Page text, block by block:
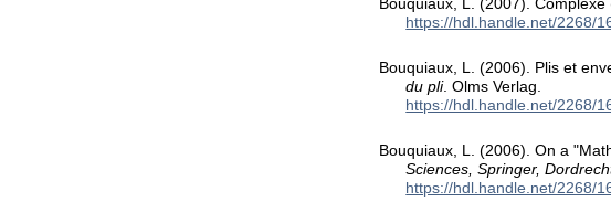
Bouquiaux, L. (2007).
https://hdl.handle.net/2268/
Bouquiaux, L. (2006). Plis et
du pli. Olms Verlag.
https://hdl.handle.net/2268/
Bouquiaux, L. (2006). On a
Sciences, Springer,
https://hdl.handle.net/2268/